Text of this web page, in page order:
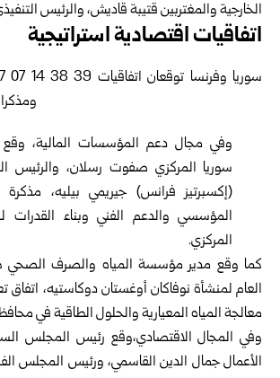
الخارجية والمغتربين قتيبة قاديش، والرئيس
اتفاقيات اقتصادية استراتيجية
وفي مجال دعم المؤسسات المالية،
سوريا المركزي صفوت رسلان، والرئيس
(إكسبرتيز فرانس) جيريمي بيليه، مذكرة
المؤسسي والدعم الفني وبناء
المركزي.
كما وقع مدير مؤسسة المياه والصرف الصحي
العام لمنشأة نوفاكان أوغستان دوكاستيه،
معالجة المياه المعيارية والحلول الطاقية في
وفي المجال الاقتصادي،وقع رئيس المجلس
الأعمال جمال الدين القاسمي، ورئيس المجلس